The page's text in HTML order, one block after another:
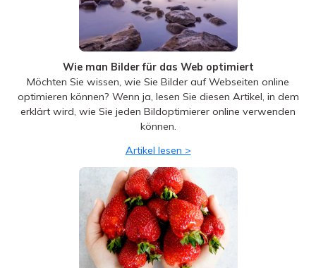
Wie man Bilder für das Web optimiert
Möchten Sie wissen, wie Sie Bilder auf Webseiten online
optimieren können? Wenn ja, lesen Sie diesen Artikel, in dem
erklärt wird, wie Sie jeden Bildoptimierer online verwenden
können.